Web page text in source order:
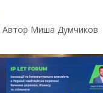
Автор Миша Думчиков